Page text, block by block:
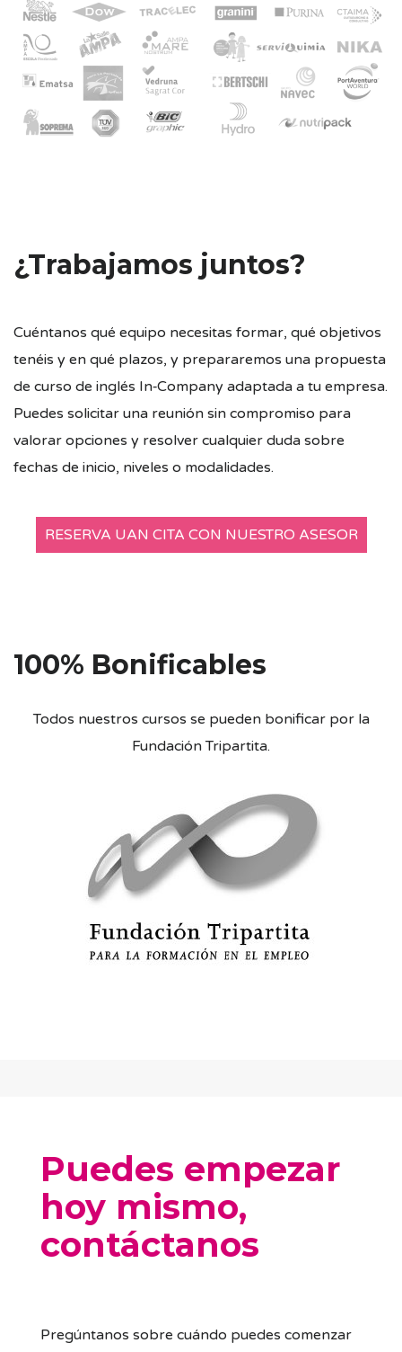
¿Trabajamos juntos?
Cuéntanos qué equipo necesitas formar, qué objetivos
tenéis y en qué plazos, y prepararemos una propuesta
de curso de inglés In‑Company adaptada a tu empresa.
Puedes solicitar una reunión sin compromiso para
valorar opciones y resolver cualquier duda sobre
fechas de inicio, niveles o modalidades.
RESERVA UAN CITA CON NUESTRO ASESOR
100% Bonificables
Todos nuestros cursos se pueden bonificar por la
Fundación Tripartita.
Puedes empezar
hoy mismo,
contáctanos
Pregúntanos sobre cuándo puedes comenzar